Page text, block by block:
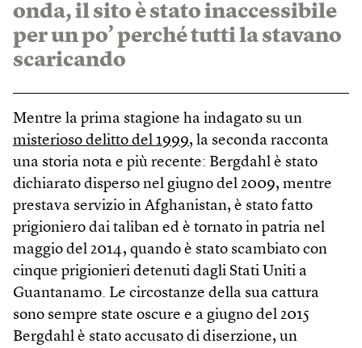
onda, il sito è stato inaccessibile
per un po’ perché tutti la stavano
scaricando
Mentre la prima stagione ha indagato su un
misterioso delitto del 1999, la seconda racconta
una storia nota e più recente: Bergdahl è stato
dichiarato disperso nel giugno del 2009, mentre
prestava servizio in Afghanistan, è stato fatto
prigioniero dai taliban ed è tornato in patria nel
maggio del 2014, quando è stato scambiato con
cinque prigionieri detenuti dagli Stati Uniti a
Guantanamo. Le circostanze della sua cattura
sono sempre state oscure e a giugno del 2015
Bergdahl è stato accusato di diserzione, un